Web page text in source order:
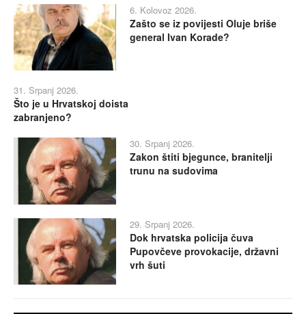
6. Kolovoz 2026.
Zašto se iz povijesti Oluje briše
general Ivan Korade?
31. Srpanj 2026.
Što je u Hrvatskoj doista
zabranjeno?
30. Srpanj 2026.
Zakon štiti bjegunce, branitelji
trunu na sudovima
29. Srpanj 2026.
Dok hrvatska policija čuva
Pupovčeve provokacije, državni
vrh šuti